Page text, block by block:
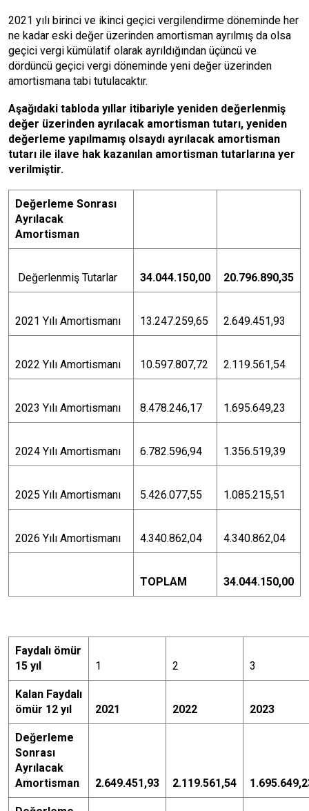
2021 yılı birinci ve ikinci geçici vergilendirme döneminde her
ne kadar eski değer üzerinden amortisman ayrılmış da olsa
geçici vergi kümülatif olarak ayrıldığından üçüncü ve
dördüncü geçici vergi döneminde yeni değer üzerinden
amortismana tabi tutulacaktır.
Aşağıdaki tabloda yıllar itibariyle yeniden değerlenmiş
değer üzerinden ayrılacak amortisman tutarı, yeniden
değerleme yapılmamış olsaydı ayrılacak amortisman
tutarı ile ilave hak kazanılan amortisman tutarlarına yer
verilmiştir.
Değerleme Sonrası
Ayrılacak
Amortisman
Değerlenmiş Tutarlar 34.044.150,00 20.796.890,35
2021 Yılı Amortismanı 13.247.259,65 2.649.451,93
2022 Yılı Amortismanı 10.597.807,72 2.119.561,54
2023 Yılı Amortismanı 8.478.246,17 1.695.649,23
2024 Yılı Amortismanı 6.782.596,94 1.356.519,39
2025 Yılı Amortismanı 5.426.077,55 1.085.215,51
2026 Yılı Amortismanı 4.340.862,04 4.340.862,04
TOPLAM 34.044.150,00
Faydalı ömür
15 yıl
1 2 3
Kalan Faydalı
ömür 12 yıl
2021 2022 2023
Değerleme
Sonrası
Ayrılacak
Amortisman
2.649.451,93 2.119.561,54